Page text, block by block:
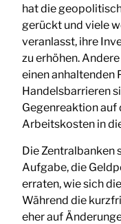
hat die
gerückt und viele
veranlasst, ihre
zu erhöhen.
einen anhaltenden
Handelsbarrieren
Gegenreaktion auf
Arbeitskosten in
Die Zentralbanken
Aufgabe, die
erraten, wie sich
Während die
eher auf